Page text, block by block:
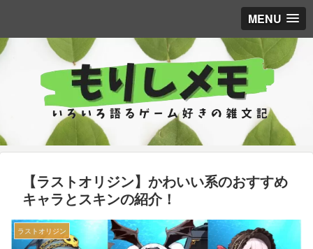
MENU
【ラストオリジン】かわいい系のおすすめ
キャラとスキンの紹介！
ラストオリジン